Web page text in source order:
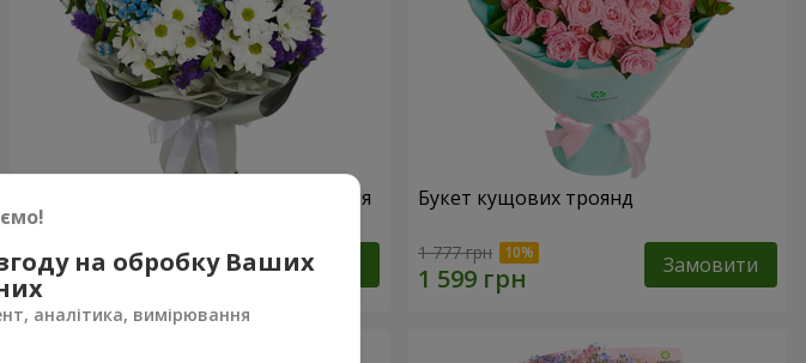
Яскравий букет на День народження
1 399 грн Замовити
Букет кущових троянд
1 777 грн Замовити
на обробку Ваших
аналітика, вимірювання